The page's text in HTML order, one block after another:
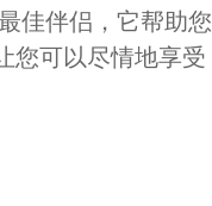
佳伴侣，它帮助您
您可以尽情地享受